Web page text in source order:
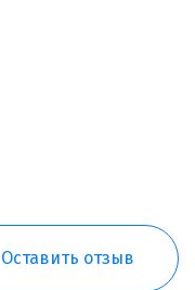
Оставить отзыв
данных